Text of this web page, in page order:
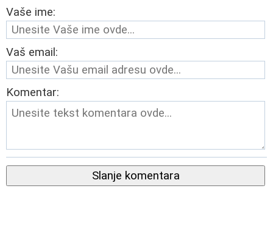
Vaše ime:
Vaš email:
Komentar:
Slanje komentara